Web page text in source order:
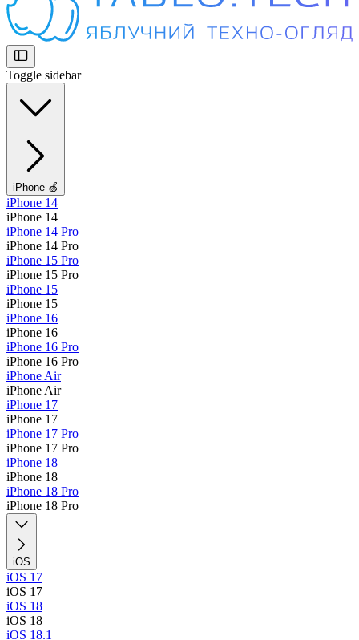
Toggle sidebar
iPhone 🍏
iPhone 14
iPhone 14
iPhone 14 Pro
iPhone 14 Pro
iPhone 15 Pro
iPhone 15 Pro
iPhone 15
iPhone 15
iPhone 16
iPhone 16
iPhone 16 Pro
iPhone 16 Pro
iPhone Air
iPhone Air
iPhone 17
iPhone 17
iPhone 17 Pro
iPhone 17 Pro
iPhone 18
iPhone 18
iPhone 18 Pro
iPhone 18 Pro
iOS
iOS 17
iOS 17
iOS 18
iOS 18
iOS 18.1